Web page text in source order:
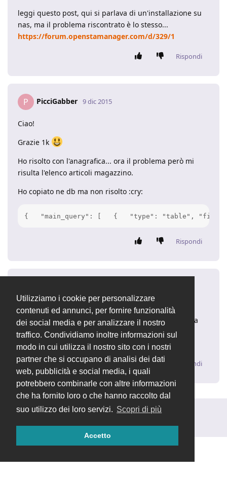
Utilizziamo i cookie per personalizzare
contenuti ed annunci, per fornire funzionalità
dei social media e per analizzare il nostro
traffico. Condividiamo inoltre informazioni sul
modo in cui utilizza il nostro sito con i nostri
partner che si occupano di analisi dei dati
web, pubblicità e social media, i quali
potrebbero combinarle con altre informazioni
che ha fornito loro o che hanno raccolto dal
suo utilizzo dei loro servizi. Scopri di più
Accetto
leggi questo post, qui si parlava di un'installazione su
nas, ma il problema riscontrato è lo stesso...
https://forum.openstamanager.com/d/329/1
Rispondi
P PicciGabber 9 dic 2015
Ciao!
Grazie 1k
Ho risolto con l'anagrafica... ora il problema però mi
risulta l'elenco articoli magazzino.
Ho copiato ne db ma non risolto :cry:
{   "main_query": [   {   "type": "table", "fields":
Rispondi
Ciao PicciGabber
prova a sostituire la Q.tà con Q.t ( levando quindi la a
accentata )
Mamo
Rispondi
Rispondi alla discussione...